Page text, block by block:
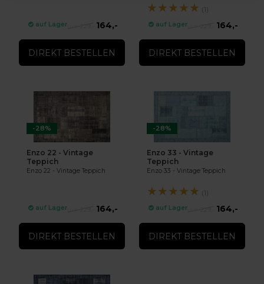
auf Lager 164,-
DIREKT BESTELLEN
★★★★★ (1)
auf Lager 164,-
DIREKT BESTELLEN
-28%
Enzo 22 - Vintage
Teppich
Enzo 22 - Vintage Teppich
auf Lager 164,-
DIREKT BESTELLEN
-28%
Enzo 33 - Vintage
Teppich
Enzo 33 - Vintage Teppich
★★★★★ (1)
auf Lager 164,-
DIREKT BESTELLEN